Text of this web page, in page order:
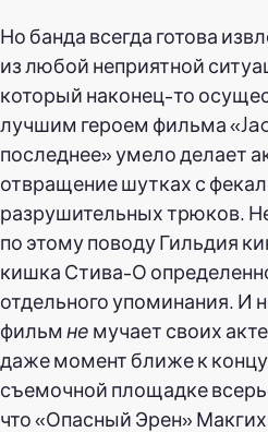
Но банда всегда готова
из любой неприятной
который наконец-то
лучшим героем фильма
последнее» умело делает
отвращение шутках с
разрушительных трюков.
по этому поводу Гильдия
кишка Стива-О
отдельного упоминания. И
фильм не мучает своих
даже момент ближе к
съемочной площадке
что «Опасный Эрен»